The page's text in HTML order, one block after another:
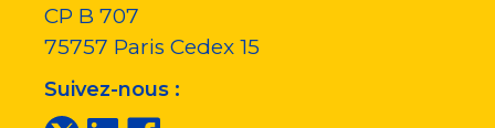
CP B 707
75757 Paris Cedex 15
Suivez-nous :